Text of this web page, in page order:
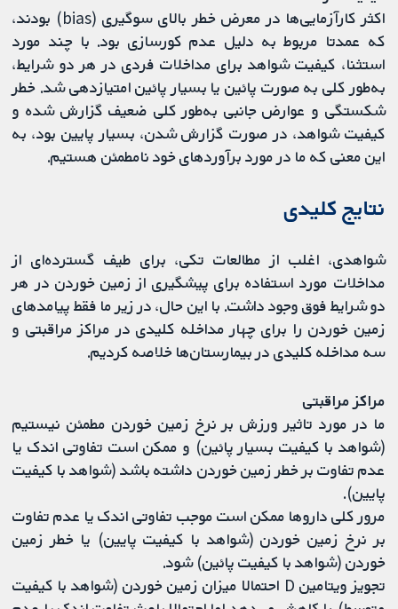
اکثر کارآزمایی‌ها در معرض خطر بالای سوگیری (bias) بودند،
که عمدتا مربوط به دلیل عدم کورسازی بود. با چند مورد
استثنا، کیفیت شواهد برای مداخلات فردی در هر دو شرایط،
به‌طور کلی به صورت پائین یا بسیار پائین امتیازدهی شد. خطر
شکستگی و عوارض جانبی به‌طور کلی ضعیف گزارش شده و
کیفیت شواهد، در صورت گزارش شدن، بسیار پایین بود، به
این معنی که ما در مورد برآوردهای خود نامطمئن هستیم.
نتایج کلیدی
شواهدی، اغلب از مطالعات تکی، برای طیف گسترده‌ای از
مداخلات مورد استفاده برای پیشگیری از زمین خوردن در هر
دو شرایط فوق وجود داشت. با این حال، در زیر ما فقط پیامدهای
زمین خوردن را برای چهار مداخله کلیدی در مراکز مراقبتی و
سه مداخله کلیدی در بیمارستان‌ها خلاصه کردیم.
مراکز مراقبتی
ما در مورد تاثیر ورزش بر نرخ زمین خوردن مطمئن نیستیم
(شواهد با کیفیت بسیار پائین) و ممکن است تفاوتی اندک یا
عدم تفاوت بر خطر زمین خوردن داشته باشد (شواهد با کیفیت
پایین).
مرور کلی داروها ممکن است موجب تفاوتی اندک یا عدم تفاوت
بر نرخ زمین خوردن (شواهد با کیفیت پایین) یا خطر زمین
خوردن (شواهد با کیفیت پائین) شود.
تجویز ویتامین D احتمالا میزان زمین خوردن (شواهد با کیفیت